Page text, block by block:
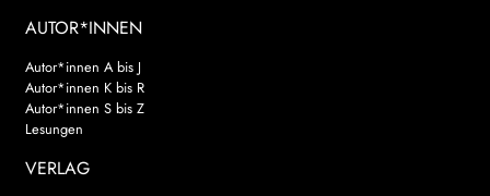
AUTOR*INNEN
Autor*innen A bis J
Autor*innen K bis R
Autor*innen S bis Z
Lesungen
VERLAG